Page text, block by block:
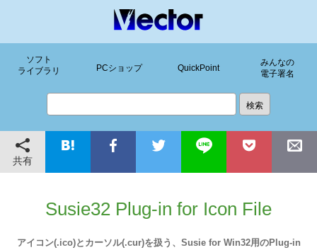
ソフト
ライブラリ
PCショップ QuickPoint
みんなの
電子署名
共有
Susie32 Plug-in for Icon File
アイコン(.ico)とカーソル(.cur)を扱う、Susie for Win32用のPlug-in